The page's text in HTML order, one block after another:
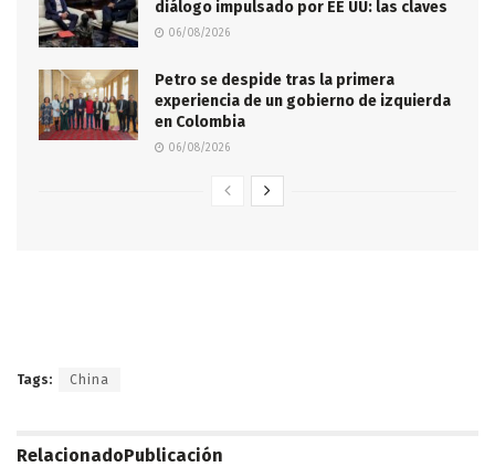
diálogo impulsado por EE UU: las claves
06/08/2026
Petro se despide tras la primera
experiencia de un gobierno de izquierda
en Colombia
06/08/2026
Tags: China
RelacionadoPublicación